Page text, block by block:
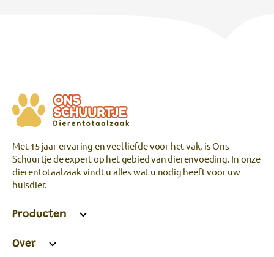
Met 15 jaar ervaring en veel liefde voor het vak, is Ons
Schuurtje de expert op het gebied van dierenvoeding. In onze
dierentotaalzaak vindt u alles wat u nodig heeft voor uw
huisdier.
Producten
Over